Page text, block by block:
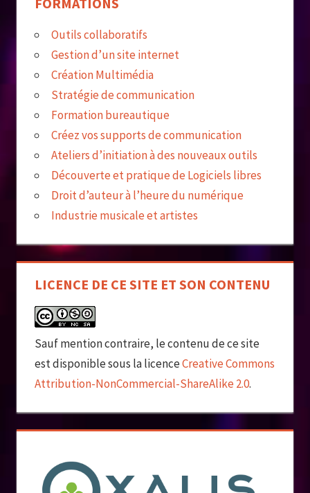
Outils collaboratifs
Gestion d’un site internet
Création Multimédia
Stratégie de communication
Formation bureautique
Créez vos supports de communication
Ateliers d’initiation à des nouveaux outils
Découverte et pratique de Logiciels libres
Droit d’auteur à l’heure du numérique
Industrie musicale et artistes
LICENCE DE CE SITE ET SON CONTENU
Sauf mention contraire, le contenu de ce site
est disponible sous la licenceCreative Commons
Attribution-NonCommercial-ShareAlike 2.0.